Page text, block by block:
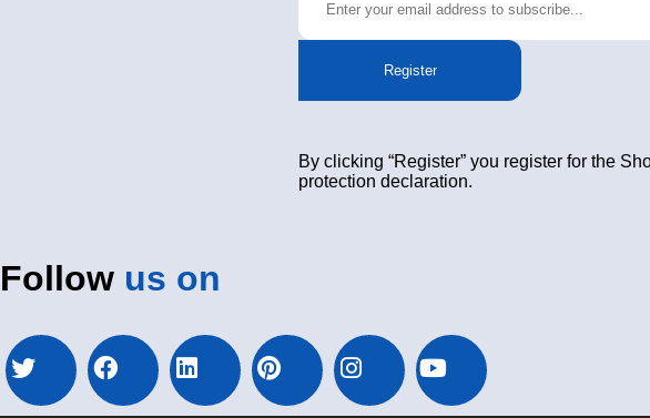
Register
By clicking “Register” you register for the
protection declaration.
Follow us on